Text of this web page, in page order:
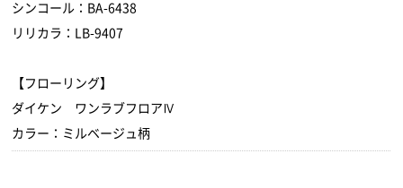
シンコール：BA-6438
リリカラ：LB-9407
【フローリング】
ダイケン ワンラブフロアⅣ
カラー：ミルベージュ柄